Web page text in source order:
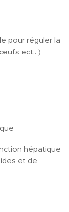
pour réguler la
ect.. )
hépatique
et de